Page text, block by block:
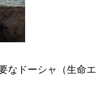
なドーシャ（生命エ